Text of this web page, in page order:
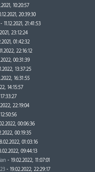
10:20:57
20:39:30
- 11.12.2021, 21:41:53
23:12:24
01:42:32
22:16:12
00:31:39
13:37:25
16:31:55
14:15:57
22:19:04
00:06:36
00:19:35
01:03:16
09:44:13
- 19.02.2022, 11:07:01
- 19.02.2022, 22:29:17